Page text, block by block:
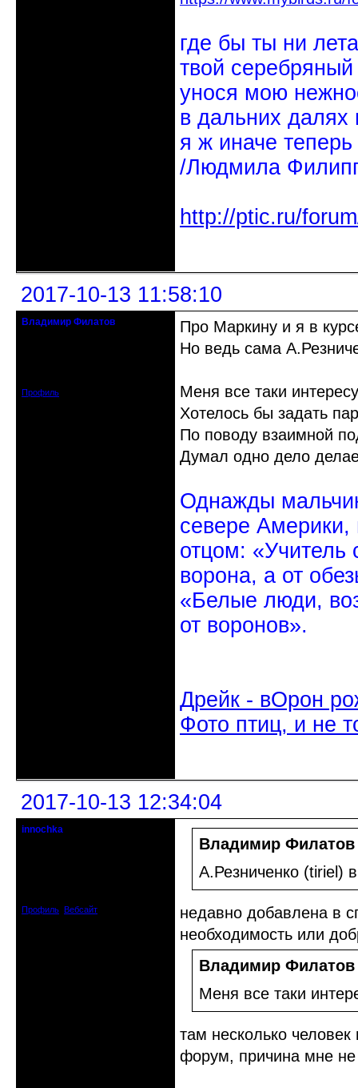
где бы ты ни
твой
унося мою
в дальних
я ж иначе
/Людмила
http://ptic.ru/
2017-10-13 11:58:10
Владимир Филатов
Профиль
Про Маркину и я в
Но ведь сама
Меня все таки
Хотелось бы задать
По поводу взаимной
Думал одно дело
Однажды
севере
отцом: «Учитель
ворона, а от
«Белые люди,
от воронов».
Дрейк - вОрон
Фото птиц, и не
2017-10-13 12:34:04
innochka
Профиль Вебсайт
Владимир
А.Резниченко (tiriel)
недавно добавлена в
необходимость или
Владимир
Меня все таки
там несколько
форум, причина мне не